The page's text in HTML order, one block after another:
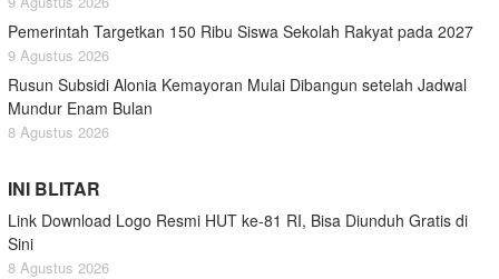
Pemerintah Targetkan 150 Ribu Siswa Sekolah Rakyat pada 2027
9 Agustus 2026
Rusun Subsidi Alonia Kemayoran Mulai Dibangun setelah Jadwal
Mundur Enam Bulan
8 Agustus 2026
INI BLITAR
Link Download Logo Resmi HUT ke-81 RI, Bisa Diunduh Gratis di
Sini
8 Agustus 2026